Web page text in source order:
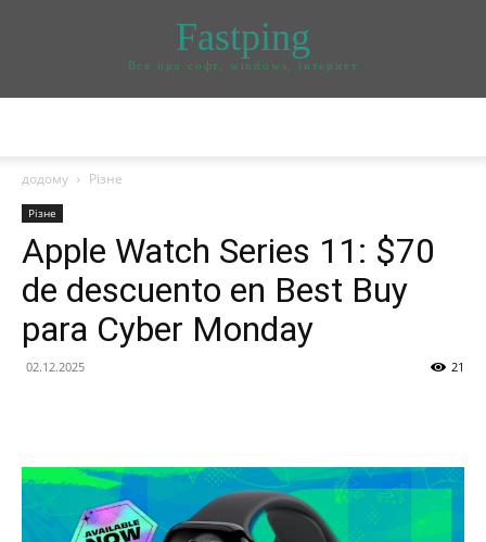
Fastping
Все про софт, windows, інтернет
додому Різне
Різне
Apple Watch Series 11: $70
de descuento en Best Buy
para Cyber Monday
02.12.2025 21